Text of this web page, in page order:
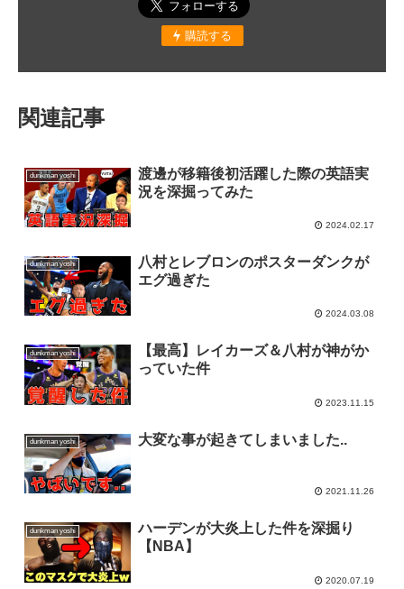
購読する
関連記事
dunkman yoshi
渡邊が移籍後初活躍した際の英語実
況を深掘ってみた
2024.02.17
dunkman yoshi
八村とレブロンのポスターダンクが
エグ過ぎた
2024.03.08
dunkman yoshi
【最高】レイカーズ＆八村が神がか
っていた件
2023.11.15
dunkman yoshi 大変な事が起きてしまいました..
2021.11.26
dunkman yoshi
ハーデンが大炎上した件を深掘り
【NBA】
2020.07.19